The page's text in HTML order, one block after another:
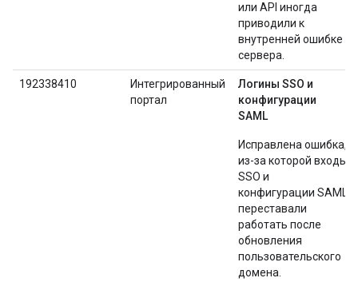
или API иногда
приводили к
внутренней ошибке
сервера.
192338410
Интегрированный
портал
Логины SSO и
конфигурации
SAML
Исправлена ​​ошибка,
из-за которой входы
SSO и
конфигурации SAML
переставали
работать после
обновления
пользовательского
домена.